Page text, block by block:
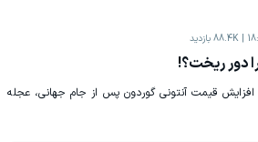
88.4K بازدید
افزایش قیمت آنتونی گوردون پس از جام جهانی، عجله